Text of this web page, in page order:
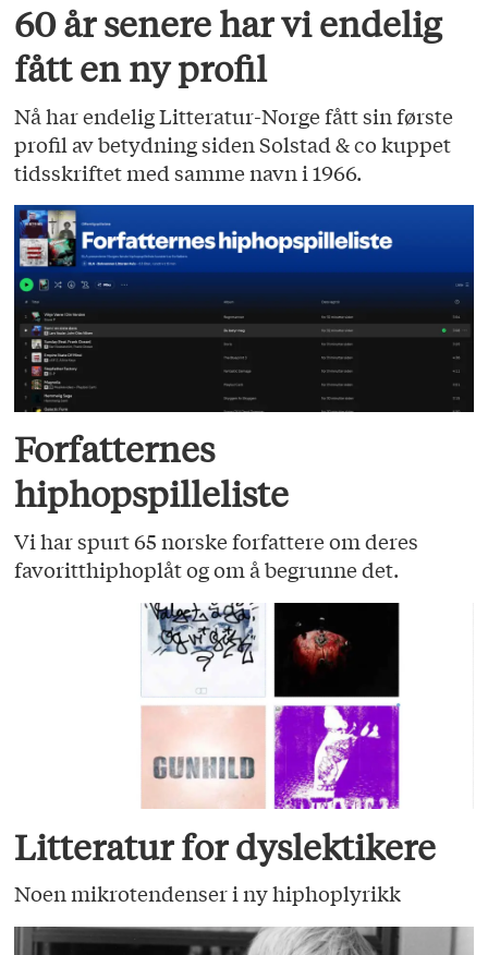
60 år senere har vi endelig
fått en ny profil
Nå har endelig Litteratur-Norge fått sin første
profil av betydning siden Solstad & co kuppet
tidsskriftet med samme navn i 1966.
Forfatternes
hiphopspilleliste
Vi har spurt 65 norske forfattere om deres
favoritthiphoplåt og om å begrunne det.
Litteratur for dyslektikere
Noen mikrotendenser i ny hiphoplyrikk